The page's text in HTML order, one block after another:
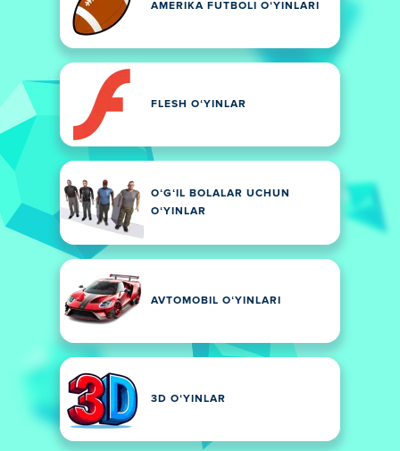
AMERIKA FUTBOLI OʻYINLARI
FLESH OʻYINLAR
OʻGʻIL BOLALAR UCHUN
OʻYINLAR
AVTOMOBIL OʻYINLARI
3D OʻYINLAR